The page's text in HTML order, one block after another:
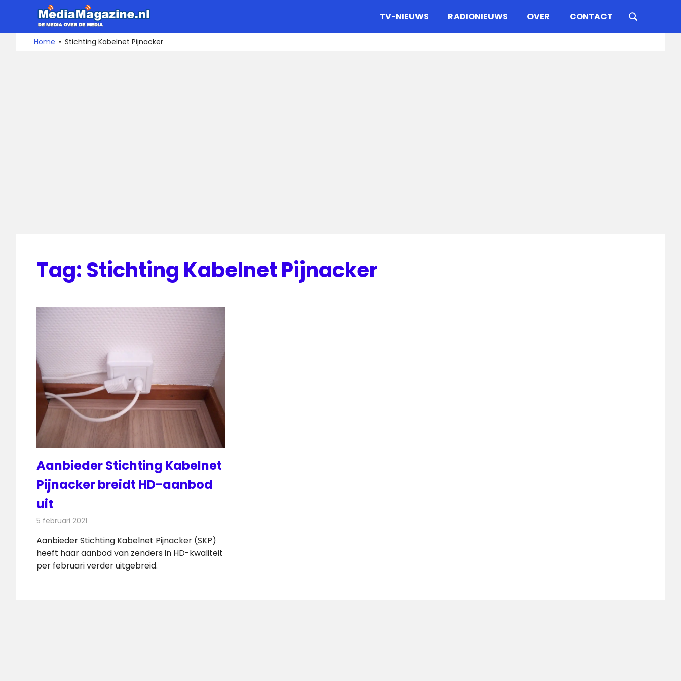
naar
De
media
over
TV-NIEUWS RADIONIEUWS OVER CONTACT
Home Stichting Kabelnet Pijnacker
Tag: Stichting Kabelnet Pijnacker
Aanbieder Stichting Kabelnet
Pijnacker breidt HD-aanbod
uit
5 februari 2021
Aanbieder Stichting Kabelnet Pijnacker (SKP)
heeft haar aanbod van zenders in HD-kwaliteit
per februari verder uitgebreid.